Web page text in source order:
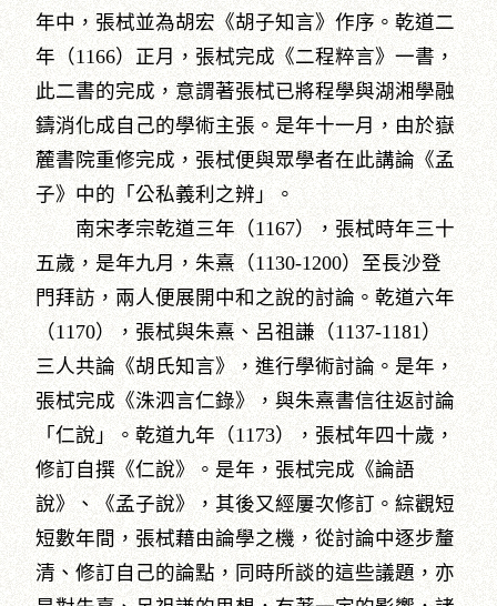
年中，張栻並為胡宏《胡子知言》作序。乾道二
年（1166）正月，張栻完成《二程粹言》一書，
此二書的完成，意謂著張栻已將程學與湖湘學融
鑄消化成自己的學術主張。是年十一月，由於嶽
麓書院重修完成，張栻便與眾學者在此講論《孟
子》中的「公私義利之辨」。
南宋孝宗乾道三年（1167），張栻時年三十
五歲，是年九月，朱熹（1130-1200）至長沙登
門拜訪，兩人便展開中和之說的討論。乾道六年
（1170），張栻與朱熹、呂祖謙（1137-1181）
三人共論《胡氏知言》，進行學術討論。是年，
張栻完成《洙泗言仁錄》，與朱熹書信往返討論
「仁說」。乾道九年（1173），張栻年四十歲，
修訂自撰《仁說》。是年，張栻完成《論語
說》、《孟子說》，其後又經屢次修訂。綜觀短
短數年間，張栻藉由論學之機，從討論中逐步釐
清、修訂自己的論點，同時所談的這些議題，亦